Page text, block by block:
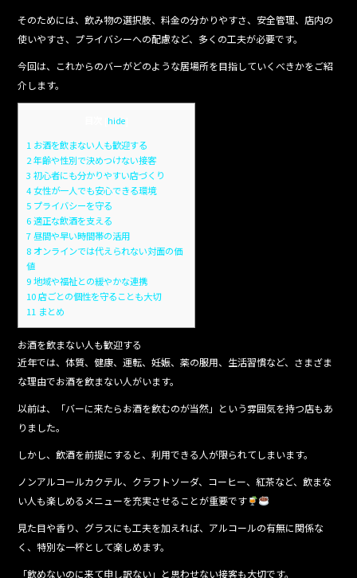
そのためには、飲み物の選択肢、料金の分かりやすさ、安全管理、店内の
使いやすさ、プライバシーへの配慮など、多くの工夫が必要です。
今回は、これからのバーがどのような居場所を目指していくべきかをご紹
介します。
hide
1 お酒を飲まない人も歓迎する
2年齢や性別で決めつけない接客
3 初心者にも分かりやすい店づくり
4女性が一人でも安心できる環境
5 プライバシーを守る
6適正な飲酒を支える
7昼間や早い時間帯の活用
8 オンラインでは代えられない対面の価
値
9地域や福祉との緩やかな連携
10店ごとの個性を守ることも大切
11 まとめ
お酒を飲まない人も歓迎する
近年では、体質、健康、運転、妊娠、薬の服用、生活習慣など、さまざま
な理由でお酒を飲まない人がいます。
以前は、「バーに来たらお酒を飲むのが当然」という雰囲気を持つ店もあ
りました。
しかし、飲酒を前提にすると、利用できる人が限られてしまいます。
ノンアルコールカクテル、クラフトソーダ、コーヒー、紅茶など、飲まな
い人も楽しめるメニューを充実させることが重要です
見た目や香り、グラスにも工夫を加えれば、アルコールの有無に関係な
く、特別な一杯として楽しめます。
「飲めないのに来て申し訳ない」と思わせない接客も大切です。